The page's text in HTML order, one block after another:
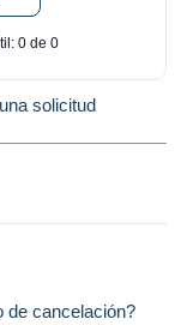
0 de 0
solicitud
de cancelación?